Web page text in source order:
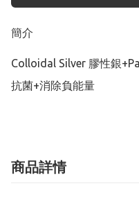
簡介
Colloidal Silver 膠性銀
抗菌+消除負能量
商品詳情